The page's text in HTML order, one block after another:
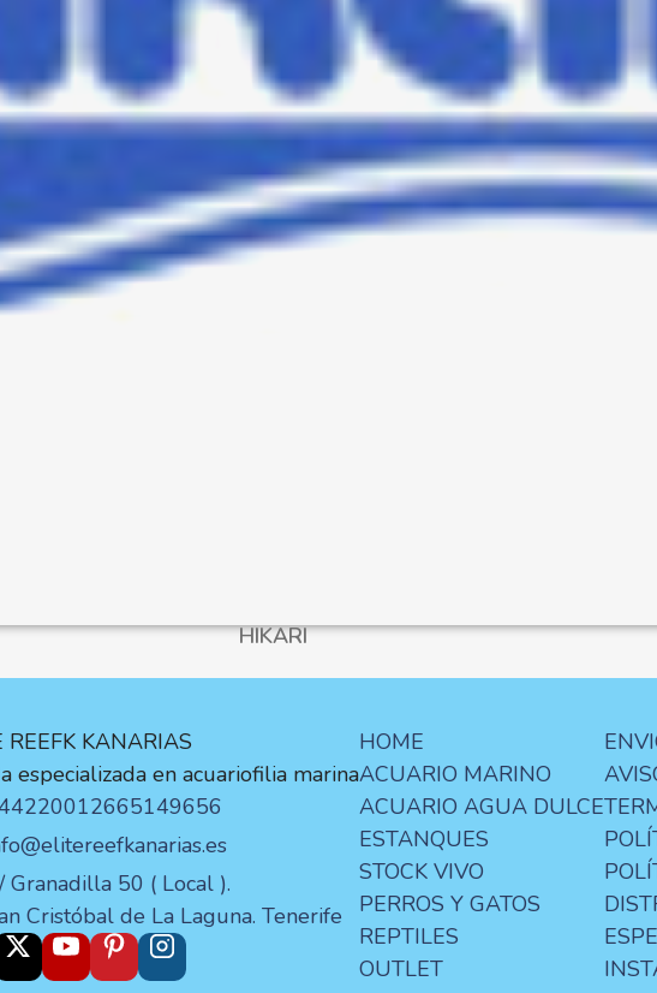
HIKARI
REEFK KANARIAS
especializada en acuariofilia marina
665149656
Granadilla 50 ( Local ).
Cristóbal de La Laguna. Tenerife
HOME
ACUARIO MARINO
ACUARIO AGUA DULCE
ESTANQUES
STOCK VIVO
PERROS Y GATOS
REPTILES
OUTLET